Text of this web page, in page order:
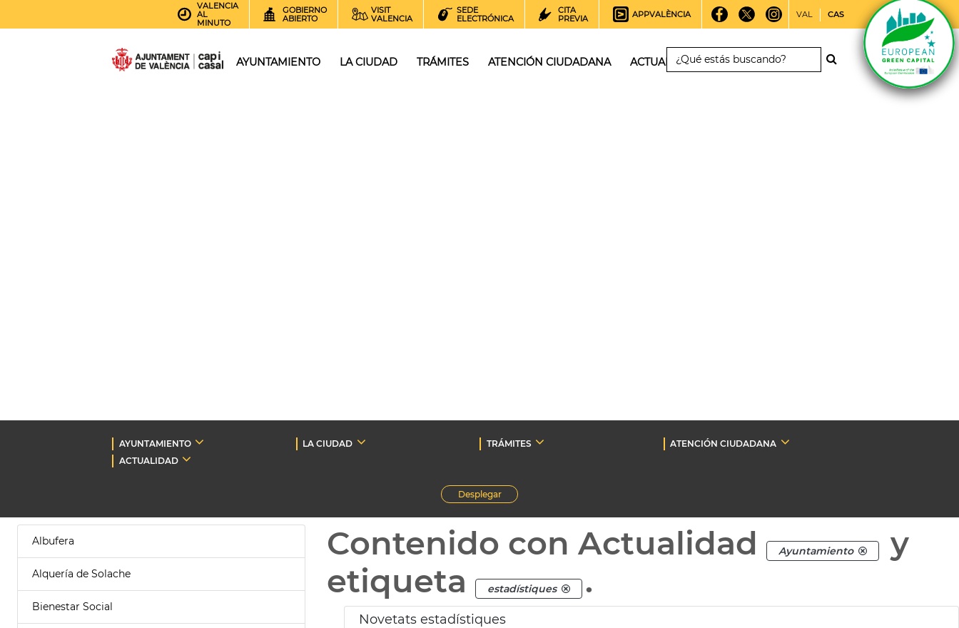
VALENCIA
AL
MINUTO
GOBIERNO
ABIERTO
VISIT
VALENCIA
SEDE
ELECTRÓNICA
CITA
PREVIA
APPVALÈNCIA VAL CAS
AYUNTAMIENTO LA CIUDAD TRÁMITES ATENCIÓN CIUDADANA ACTUALIDAD
AYUNTAMIENTO LA CIUDAD TRÁMITES
ATENCIÓN CIUDADANA
ACTUALIDAD
Desplegar
Albufera
Alquería de Solache
Bienestar Social
Contenido con Actualidad Ayuntamiento
y
etiqueta
estadístiques .
Novetats estadístiques